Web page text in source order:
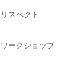
リスペクト
ワークショップ